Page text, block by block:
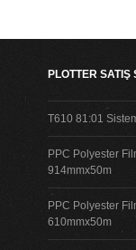
PLOTTER
T610 81:01
PPC Polyester
914mmx50m
PPC Polyester
610mmx50m